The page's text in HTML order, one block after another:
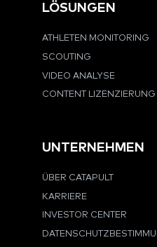
LÖSUNGEN
ATHLETEN MONITORING
SCOUTING
VIDEO ANALYSE
CONTENT LIZENZIERUNG
UNTERNEHMEN
ÜBER CATAPULT
KARRIERE
INVESTOR CENTER